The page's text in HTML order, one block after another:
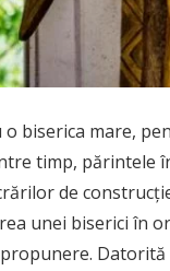
biserica mare,
timp, părintele
de
unei biserici în